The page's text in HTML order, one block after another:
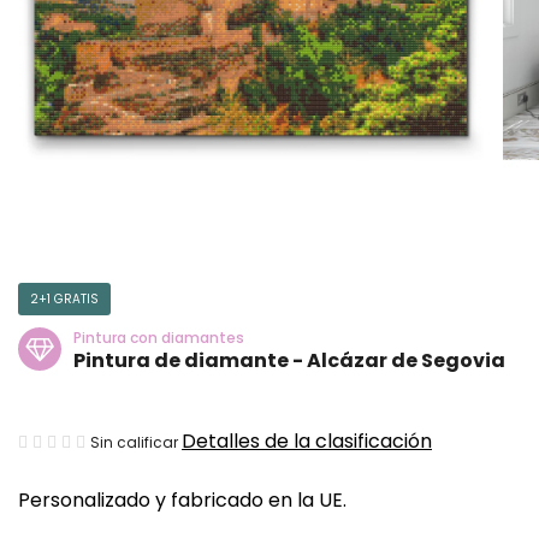
Personalizado y fabricado en la UE.
2+1 GRATIS
Pintura con diamantes
Pintura de diamante - Alcázar de Segovia
La
media
Sin calificar Detalles de la clasificación